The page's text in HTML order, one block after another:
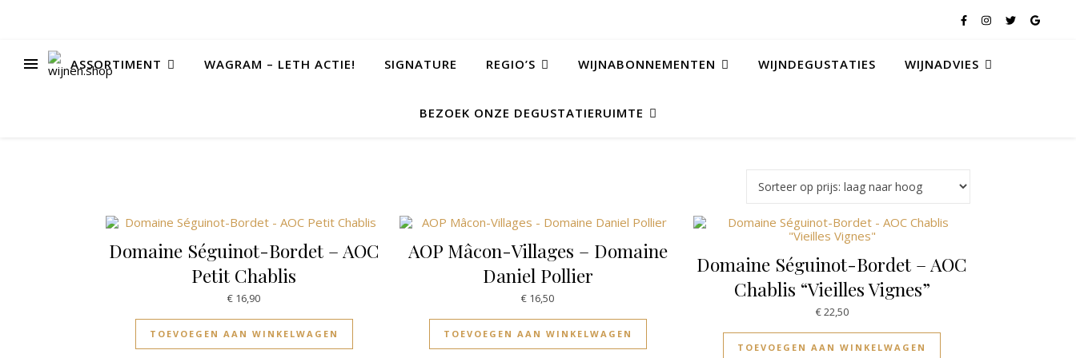
ASSORTIMENT WAGRAM – LETH ACTIE! SIGNATURE REGIO’S WIJNABONNEMENTEN WIJNDEGUSTATIES WIJNADVIES
BEZOEK ONZE DEGUSTATIERUIMTE
Domaine Séguinot-Bordet – AOC
Petit Chablis
€ 16,90
TOEVOEGEN AAN WINKELWAGEN
AOP Mâcon-Villages – Domaine
Daniel Pollier
€ 16,50
TOEVOEGEN AAN WINKELWAGEN
Domaine Séguinot-Bordet – AOC
Chablis “Vieilles Vignes”
€22,50
TOEVOEGEN AAN WINKELWAGEN